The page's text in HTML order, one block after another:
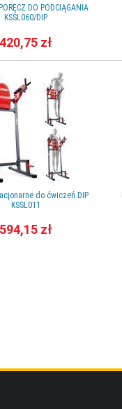
DO PODCIĄGANIA
KSSL060/DIP
420,75 zł
do ćwiczeń DIP
KSSL011
594,15 zł